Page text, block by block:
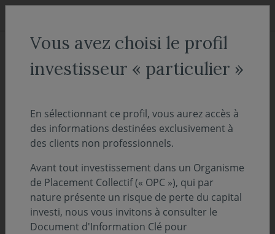
Aller au menu
Aller au contenu
ACCUEIL Nos fonds
Taux & Monétaires
ISIN :FR0000931446
Valeur liquidative au 05/08/2026 :
265.66€
Sélectionnez une part
Vous avez choisi le profil
investisseur « particulier »
En sélectionnant ce profil, vous aurez accès à
des informations destinées exclusivement à
des clients non professionnels.
Avant tout investissement dans un Organisme
de Placement Collectif (« OPC »), qui par
nature présente un risque de perte du capital
investi, nous vous invitons à consulter le
Document d'Information Clé pour